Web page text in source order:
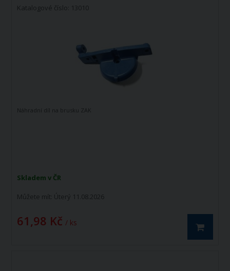
Katalogové číslo: 13010
Skladem v ČR
Můžete mít: Úterý 11.08.2026
61,98 Kč / ks
Náhradní díl na brusku ZAK